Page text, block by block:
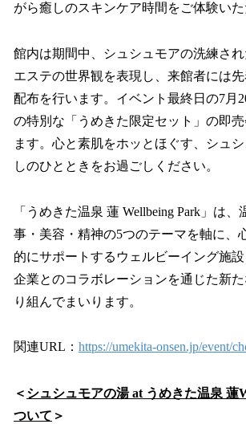
がら癒しのスキンケア時間をご体験いた
館内は期間中、シュシュモアの洗練さ
エステの世界観を表現し、来館者には
配布を行います。イベント最終日の7月
の特別な「うめきた限定セット」の即
ます。心と素肌をホッとほぐす、シュ
しのひとときをお過ごしください。
「うめきた温泉 蓮 Wellbeing Park」は
事・美容・精神の5つのテーマを軸に、
的にサポートするウェルビーイング施
企業とのコラボレーションを通じた新
り組んでまいります。
関連URL： https://umekita-onsen.jp/event/
＜ シュシュモアの湯 at うめきた温泉 蓮
ついて ＞